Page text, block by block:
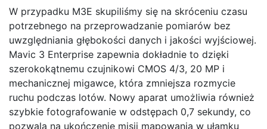
W przypadku M3E skupiliśmy się na skróceniu czasu
potrzebnego na przeprowadzanie pomiarów bez
uwzględniania głębokości danych i jakości wyjściowej.
Mavic 3 Enterprise zapewnia dokładnie to dzięki
szerokokątnemu czujnikowi CMOS 4/3, 20 MP i
mechanicznej migawce, która zmniejsza rozmycie
ruchu podczas lotów. Nowy aparat umożliwia również
szybkie fotografowanie w odstępach 0,7 sekundy, co
pozwala na ukończenie misji mapowania w ułamku